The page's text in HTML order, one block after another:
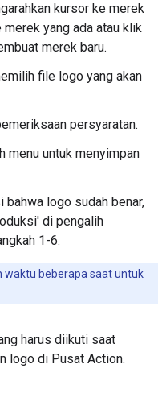
kursor ke merek
yang ada atau klik
merek baru.
file logo yang akan
persyaratan.
menu untuk menyimpan
logo sudah benar,
di pengalih
1-6.
waktu beberapa saat untuk
harus diikuti saat
logo di Pusat Action.